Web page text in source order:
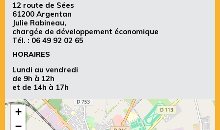
12 route de Sées
61200 Argentan
Julie Rabineau,
chargée de développement économique
Tél. : 06 49 92 02 65
HORAIRES
Lundi au vendredi
de 9h à 12h
et de 14h à 17h
+
−